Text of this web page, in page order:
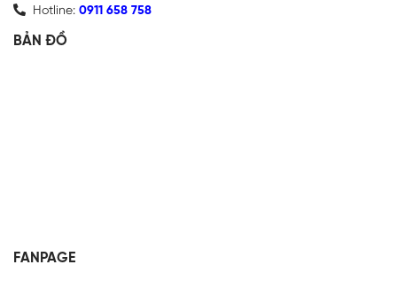
Hotline: 0911 658 758
BẢN ĐỒ
FANPAGE